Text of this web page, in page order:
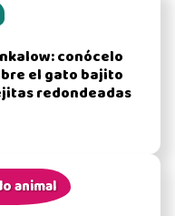
conócelo
el gato bajito
redondeadas
animal